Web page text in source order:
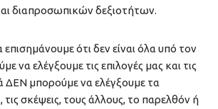
διαπροσωπικών δεξιοτήτων.
επισημάνουμε ότι δεν είναι όλα υπό τον
να ελέγξουμε τις επιλογές μας και τις
ΔΕΝ μπορούμε να ελέγξουμε τα
σκέψεις, τους άλλους, το παρελθόν ή